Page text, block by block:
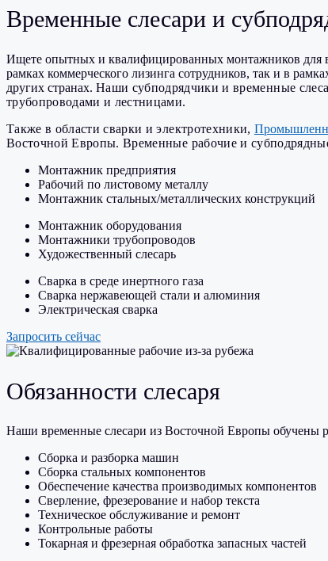
Временные слесари и
Ищете опытных и квалифицированных монтажников для
рамках коммерческого лизинга сотрудников, так и в
других странах. Наши субподрядчики и временные
трубопроводами и лестницами.
Также в области сварки и электротехники,
Восточной Европы. Временные рабочие и
Монтажник предприятия
Рабочий по листовому металлу
Монтажник стальных/металлических конструкций
Монтажник оборудования
Монтажники трубопроводов
Художественный слесарь
Сварка в среде инертного газа
Сварка нержавеющей стали и алюминия
Электрическая сварка
Запросить сейчас
Обязанности слесаря
Наши временные слесари из Восточной Европы обучены
Сборка и разборка машин
Сборка стальных компонентов
Обеспечение качества производимых компонентов
Сверление, фрезерование и набор текста
Техническое обслуживание и ремонт
Контрольные работы
Токарная и фрезерная обработка запасных частей